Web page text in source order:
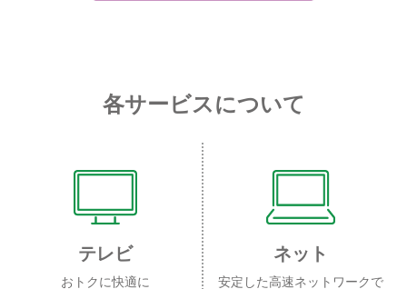
各サービスについて
テレビ
おトクに快適に
ネット
安定した高速ネットワークで